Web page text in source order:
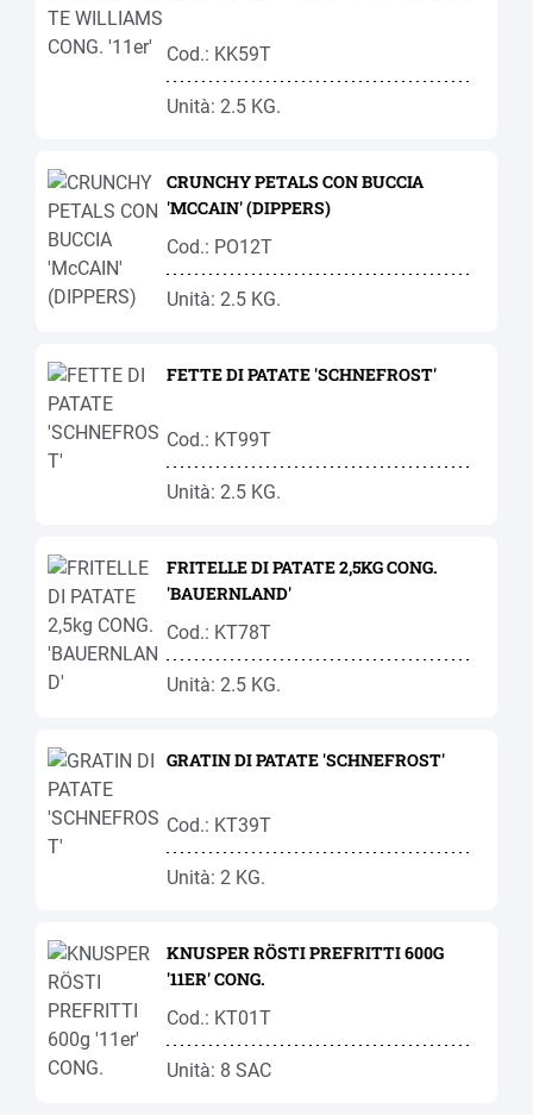
Cod.: KK59T
Unità: 2.5 KG.
CRUNCHY PETALS CON BUCCIA
'MCCAIN' (DIPPERS)
Cod.: PO12T
Unità: 2.5 KG.
FETTE DI PATATE 'SCHNEFROST'
Cod.: KT99T
Unità: 2.5 KG.
FRITELLE DI PATATE 2,5KG CONG.
'BAUERNLAND'
Cod.: KT78T
Unità: 2.5 KG.
GRATIN DI PATATE 'SCHNEFROST'
Cod.: KT39T
Unità: 2 KG.
KNUSPER RÖSTI PREFRITTI 600G
'11ER' CONG.
Cod.: KT01T
Unità: 8 SAC